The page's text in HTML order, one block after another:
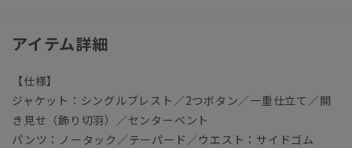
アイテム詳細
【仕様】
ジャケット：シングルブレスト／2つボタン／一重仕立て／開
き見せ（飾り切羽）／センターベント
パンツ：ノータック／テーパード／ウエスト：サイドゴム